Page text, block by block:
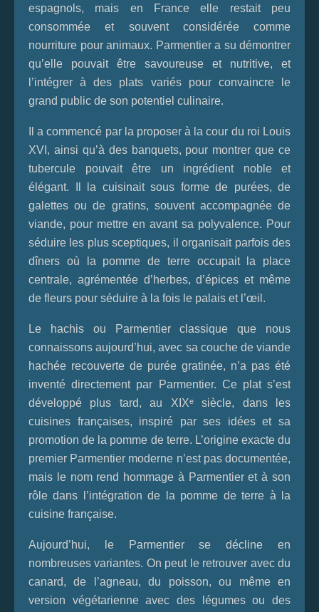
espagnols, mais en France elle restait peu
consommée et souvent considérée comme
nourriture pour animaux. Parmentier a su démontrer
qu’elle pouvait être savoureuse et nutritive, et
l’intégrer à des plats variés pour convaincre le
grand public de son potentiel culinaire.
Il a commencé par la proposer à la cour du roi Louis
XVI, ainsi qu’à des banquets, pour montrer que ce
tubercule pouvait être un ingrédient noble et
élégant. Il la cuisinait sous forme de purées, de
galettes ou de gratins, souvent accompagnée de
viande, pour mettre en avant sa polyvalence. Pour
séduire les plus sceptiques, il organisait parfois des
dîners où la pomme de terre occupait la place
centrale, agrémentée d’herbes, d’épices et même
de fleurs pour séduire à la fois le palais et l’œil.
Le hachis ou Parmentier classique que nous
connaissons aujourd’hui, avec sa couche de viande
hachée recouverte de purée gratinée, n’a pas été
inventé directement par Parmentier. Ce plat s’est
développé plus tard, au XIXᵉ siècle, dans les
cuisines françaises, inspiré par ses idées et sa
promotion de la pomme de terre. L’origine exacte du
premier Parmentier moderne n’est pas documentée,
mais le nom rend hommage à Parmentier et à son
rôle dans l’intégration de la pomme de terre à la
cuisine française.
Aujourd’hui, le Parmentier se décline en
nombreuses variantes. On peut le retrouver avec du
canard, de l’agneau, du poisson, ou même en
version végétarienne avec des légumes ou des